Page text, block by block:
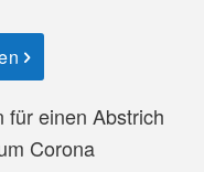
für einen Abstrich
Corona